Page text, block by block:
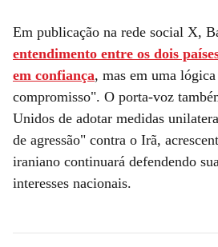
Em publicação na rede social X,
entendimento entre os dois
em confiança, mas em uma
compromisso". O porta-voz
Unidos de adotar medidas
de agressão" contra o Irã,
iraniano continuará defendendo
interesses nacionais.